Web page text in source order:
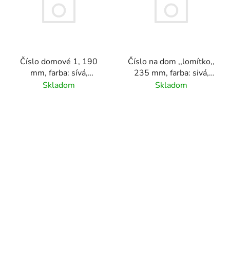
Číslo domové 1, 190
mm, farba: sívá,
materiál hliník
Skladom
Číslo na dom ,,lomítko,,
235 mm, farba: sivá,
materiál: hliník
Skladom